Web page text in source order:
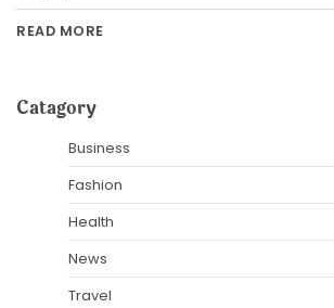
READ MORE
Catagory
Business
Fashion
Health
News
Travel